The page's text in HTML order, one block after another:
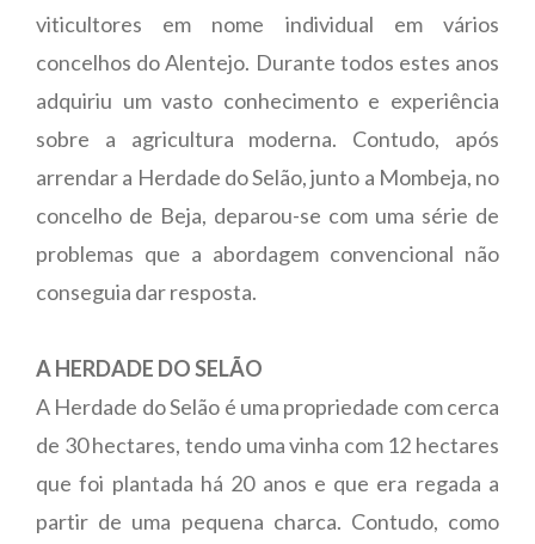
viticultores em nome individual em vários
concelhos do Alentejo. Durante todos estes anos
adquiriu um vasto conhecimento e experiência
sobre a agricultura moderna. Contudo, após
arrendar a Herdade do Selão, junto a Mombeja, no
concelho de Beja, deparou-se com uma série de
problemas que a abordagem convencional não
conseguia dar resposta.
A HERDADE DO SELÃO
A Herdade do Selão é uma propriedade com cerca
de 30 hectares, tendo uma vinha com 12 hectares
que foi plantada há 20 anos e que era regada a
partir de uma pequena charca. Contudo, como